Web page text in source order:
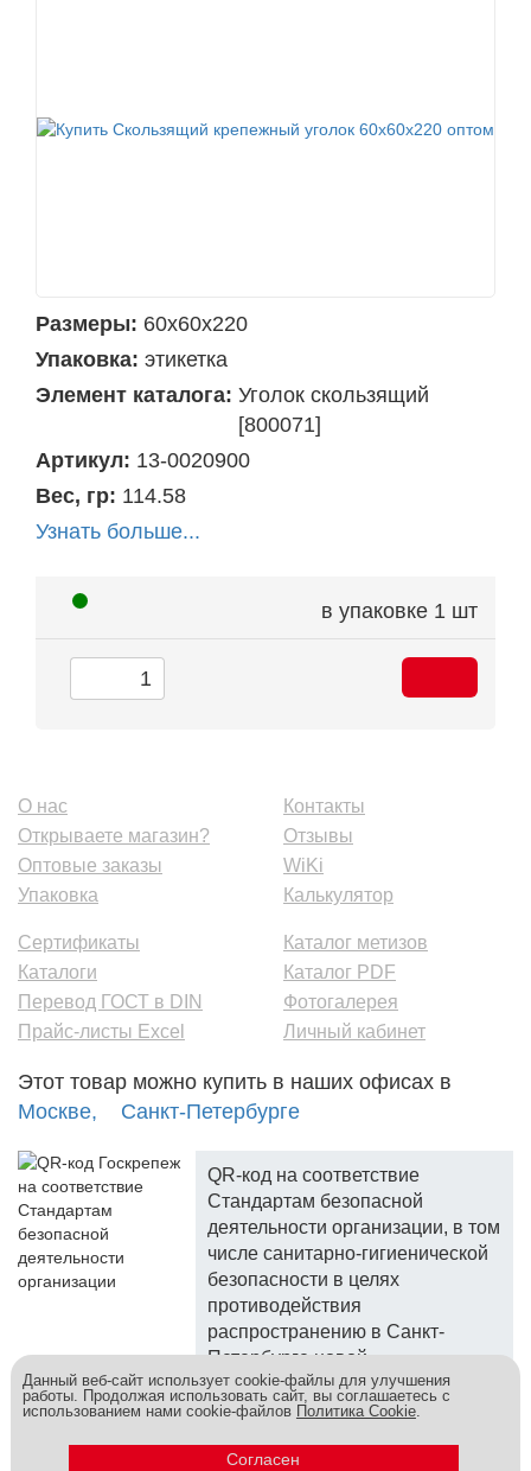
Размеры: 60х60х220
Упаковка: этикетка
Элемент каталога: Уголок скользящий
[800071]
Артикул: 13-0020900
Вес, гр: 114.58
Узнать больше...
в упаковке 1 шт
О нас
Открываете магазин?
Оптовые заказы
Упаковка
Контакты
Отзывы
WiKi
Калькулятор
Сертификаты
Каталоги
Перевод ГОСТ в DIN
Прайс-листы Excel
Каталог метизов
Каталог PDF
Фотогалерея
Личный кабинет
Этот товар можно купить в наших офисах в
Москве,
Санкт-Петербурге
QR-код на соответствие
Стандартам безопасной
деятельности организации, в том
числе санитарно-гигиенической
безопасности в целях
противодействия
распространению в Санкт-
Петербурге новой
коронавирусной инфекции.
Метизы и крепеж оптом - это к нам! © 2026
Данный веб-сайт использует cookie-файлы для улучшения
работы. Продолжая использовать сайт, вы соглашаетесь с
использованием нами cookie-файлов Политика Cookie.
Согласен